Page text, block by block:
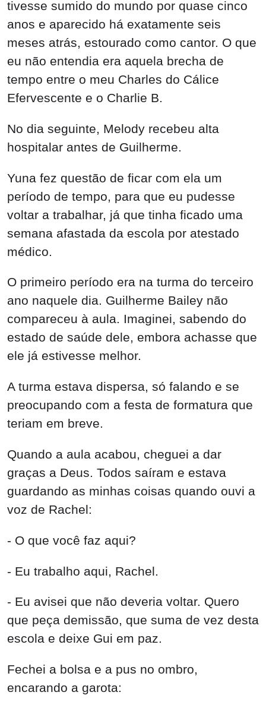
tivesse sumido do mundo por quase cinco
anos e aparecido há exatamente seis
meses atrás, estourado como cantor. O que
eu não entendia era aquela brecha de
tempo entre o meu Charles do Cálice
Efervescente e o Charlie B.
No dia seguinte, Melody recebeu alta
hospitalar antes de Guilherme.
Yuna fez questão de ficar com ela um
período de tempo, para que eu pudesse
voltar a trabalhar, já que tinha ficado uma
semana afastada da escola por atestado
médico.
O primeiro período era na turma do terceiro
ano naquele dia. Guilherme Bailey não
compareceu à aula. Imaginei, sabendo do
estado de saúde dele, embora achasse que
ele já estivesse melhor.
A turma estava dispersa, só falando e se
preocupando com a festa de formatura que
teriam em breve.
Quando a aula acabou, cheguei a dar
graças a Deus. Todos saíram e estava
guardando as minhas coisas quando ouvi a
voz de Rachel:
- O que você faz aqui?
- Eu trabalho aqui, Rachel.
- Eu avisei que não deveria voltar. Quero
que peça demissão, que suma de vez desta
escola e deixe Gui em paz.
Fechei a bolsa e a pus no ombro,
encarando a garota: